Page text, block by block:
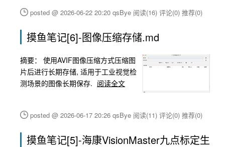
posted @ 2026-06-22 20:20 qsBye 阅读(16) 评论(0) 推荐(0)
摸鱼笔记[6]-图像压缩存储.md
摘要： 使用AVIF图像压缩方式压缩图
片后进行长期存储, 适用于工业视觉检
测场景的图像长期保存. 阅读全文
posted @ 2026-06-17 20:26 qsBye 阅读(11) 评论(0) 推荐(0)
摸鱼笔记[5]-海康VisionMaster九点标定生